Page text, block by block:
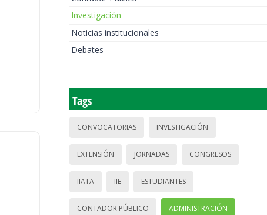
Investigación
Noticias institucionales
Debates
Tags
CONVOCATORIAS INVESTIGACIÓN
EXTENSIÓN JORNADAS CONGRESOS
IIATA IIE ESTUDIANTES
CONTADOR PÚBLICO ADMINISTRACIÓN